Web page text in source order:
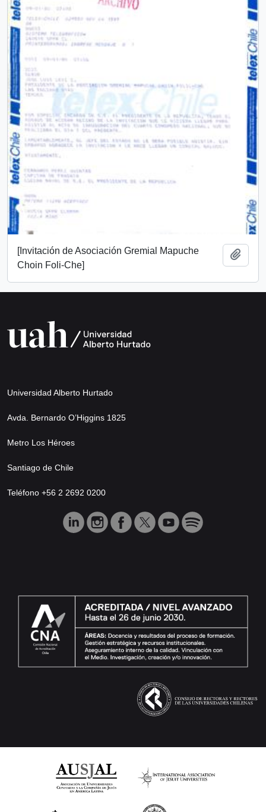
[Invitación de Asociación Gremial Mapuche
Choin Foli-Che]
Universidad Alberto Hurtado
Avda. Bernardo O’Higgins 1825
Metro Los Héroes
Santiago de Chile
Teléfono +56 2 2692 0200